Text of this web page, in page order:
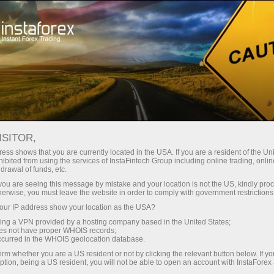
Pembukaan akun instan Platform Trading
Pemula Untuk Investor Untuk Mitra Promo
trading
shows that you are currently located in the USA. If you are a resident of the
from using the services of InstaFintech Group including online trading,
of funds, etc.
are seeing this message by mistake and your location is not the US, kindly
you must leave the website in order to comply with government
IP address show your location as the USA?
a VPN provided by a hosting company based in the United States;
not have proper WHOIS records;
in the WHOIS geolocation database.
whether you are a US resident or not by clicking the relevant button below. If
being a US resident, you will not be able to open an account with InstaForex